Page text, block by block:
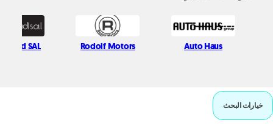
Auto Haus
Rodolf Motors
& Trad SAL
خيارات البحث